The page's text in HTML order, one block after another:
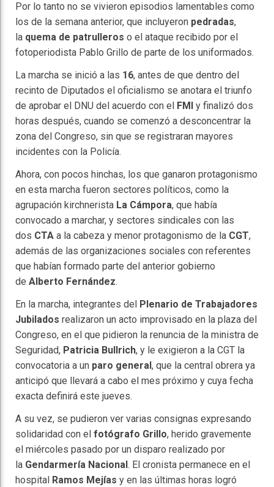
Por lo tanto no se vivieron episodios lamentables como
los de la semana anterior, que incluyeron pedradas,
la quema de patrulleros o el ataque recibido por el
fotoperiodista Pablo Grillo de parte de los uniformados.
La marcha se inició a las 16, antes de que dentro del
recinto de Diputados el oficialismo se anotara el triunfo
de aprobar el DNU del acuerdo con el
FMI y finalizó dos
horas después, cuando se comenzó a desconcentrar la
zona del Congreso, sin que se registraran mayores
incidentes con la Policía.
Ahora, con pocos hinchas, los que ganaron protagonismo
en esta marcha fueron sectores políticos, como la
agrupación kirchnerista La Cámpora, que había
convocado a marchar, y sectores sindicales con las
dos CTA a la cabeza y menor protagonismo de la CGT,
además de las organizaciones sociales con referentes
que habían formado parte del anterior gobierno
de Alberto Fernández.
En la marcha, integrantes del
Plenario de Trabajadores
Jubilados realizaron un acto improvisado en la plaza del
Congreso, en el que pidieron la renuncia de la ministra de
Seguridad, Patricia Bullrich, y le exigieron a la CGT la
convocatoria a un paro general , que la central obrera ya
anticipó que llevará a cabo el mes próximo y cuya fecha
exacta definirá este jueves.
A su vez, se pudieron ver varias consignas expresando
solidaridad con el fotógrafo Grillo, herido gravemente
el miércoles pasado por un disparo realizado por
la Gendarmería Nacional . El cronista permanece en el
hospital Ramos Mejías y en las últimas horas logró